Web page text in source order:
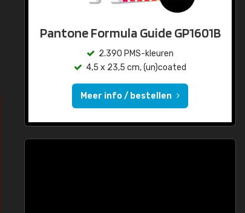
Pantone Formula Guide GP1601B
2.390 PMS-kleuren
4,5 x 23,5 cm, (un)coated
Meer info / bestellen